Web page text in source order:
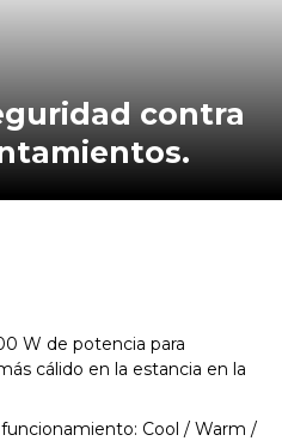
W de potencia para
cálido en la estancia en la
Cool / Warm /